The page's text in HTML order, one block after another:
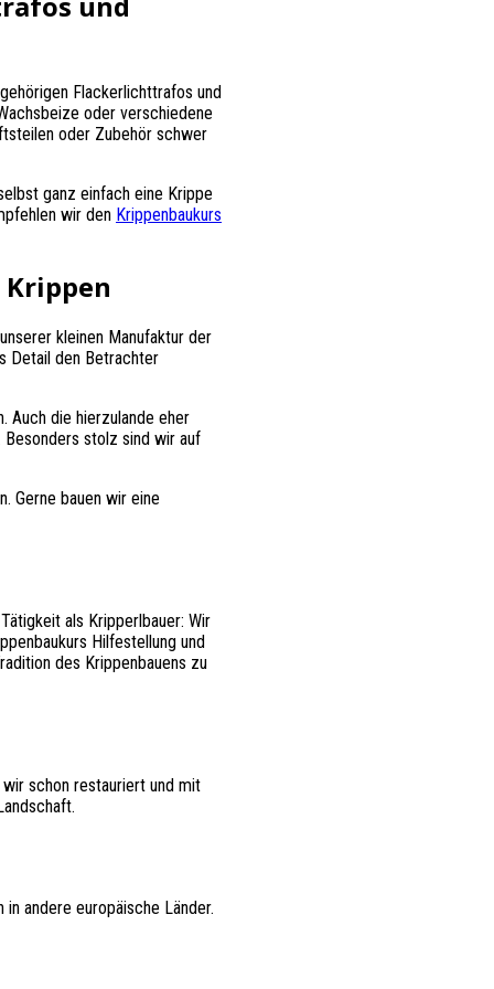
Flackerlichttrafos und
oder verschiedene
oder Zubehör schwer
ganz einfach eine Krippe
wir den Krippenbaukurs
kleinen Manufaktur der
Detail den Betrachter
Auch die hierzulande eher
Besonders stolz sind wir auf
Gerne bauen wir eine
als Kripperlbauer: Wir
Hilfestellung und
des Krippenbauens zu
wir schon restauriert und mit
andere europäische Länder.